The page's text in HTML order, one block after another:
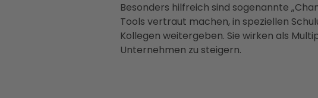
Besonders hilfreich sind sogenannte
Tools vertraut machen, in speziellen
Kollegen weitergeben. Sie wirken als
Unternehmen zu steigern.